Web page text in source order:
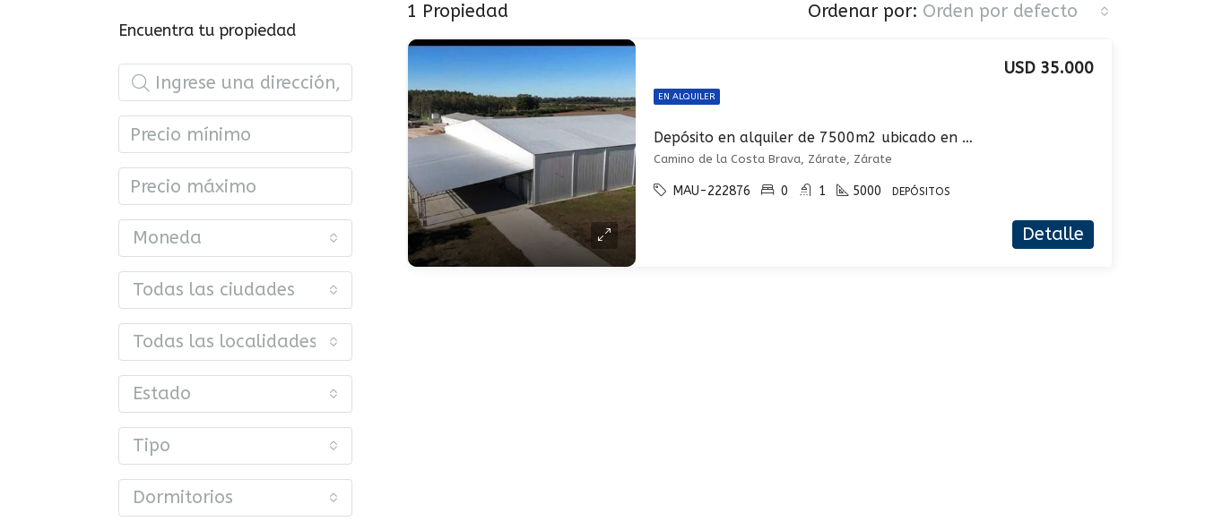
1 Propiedad Ordenar por: Orden por defecto
EN ALQUILER
Depósito en alquiler de 7500m2 ubicado en Zárate
USD 35.000
Camino de la Costa Brava, Zárate, Zárate
MAU-222876 0 1 5000 DEPÓSITOS
Detalle
Encuentra tu propiedad
Moneda
Todas las ciudades
Todas las localidades o barrios
Estado
Tipo
Dormitorios